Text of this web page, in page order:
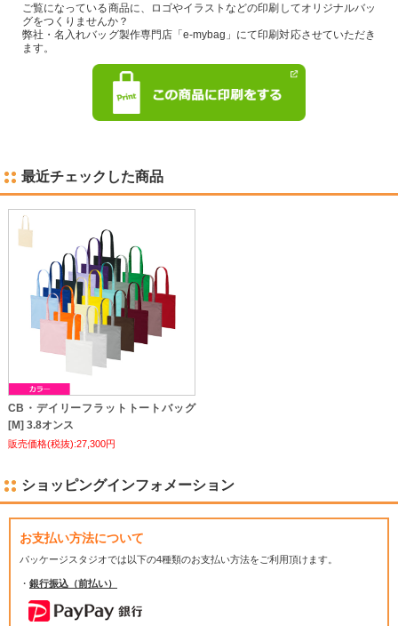
ご覧になっている商品に、ロゴやイラストなどの印刷してオリジナルバッ
グをつくりませんか？
弊社・名入れバッグ製作専門店「e-mybag」にて印刷対応させていただき
ます。
最近チェックした商品
CB・デイリーフラットトートバッグ
[M] 3.8オンス
販売価格(税抜):27,300円
ショッピングインフォメーション
お支払い方法について
パッケージスタジオでは以下の4種類のお支払い方法をご利用頂けます。
・ 銀行振込（前払い）